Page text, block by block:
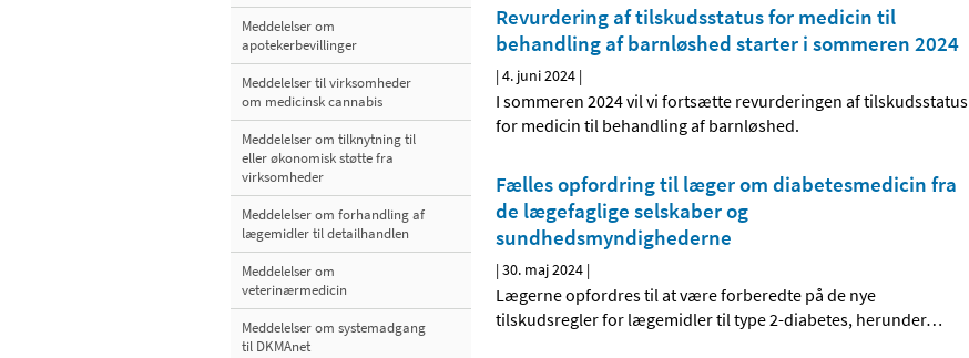
Meddelelser om
apotekerbevillinger
Meddelelser til virksomheder
om medicinsk cannabis
Meddelelser om tilknytning til
eller økonomisk støtte fra
virksomheder
Meddelelser om forhandling af
lægemidler til detailhandlen
Meddelelser om
veterinærmedicin
Meddelelser om systemadgang
til DKMAnet
Revurdering af tilskudsstatus for medicin til
behandling af barnløshed starter i sommeren 2024
|4. juni 2024 |
I sommeren 2024 vil vi fortsætte revurderingen af tilskudsstatus
for medicin til behandling af barnløshed.
Fælles opfordring til læger om diabetesmedicin fra
de lægefaglige selskaber og
sundhedsmyndighederne
|30. maj 2024 |
Lægerne opfordres til at være forberedte på de nye
tilskudsregler for lægemidler til type 2-diabetes, herunder…